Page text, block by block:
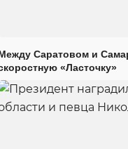
Саратовом и
«Ласточку»